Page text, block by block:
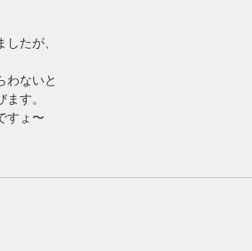
たが、
わないと
す。
すょ〜